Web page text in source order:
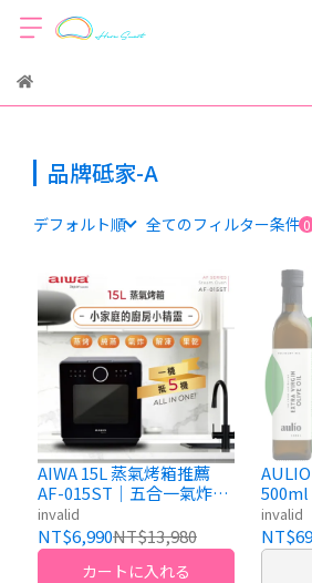
品牌砥家-A
デフォルト順 全てのフィルター条件
AIWA 15L 蒸氣烤箱推薦
AF-015ST｜五合一氣炸烤
箱推薦｜小家庭廚房烤箱
推薦首選
invalid
NT$6,990NT$13,980
カートに入れる
500ml
橄欖油
invalid